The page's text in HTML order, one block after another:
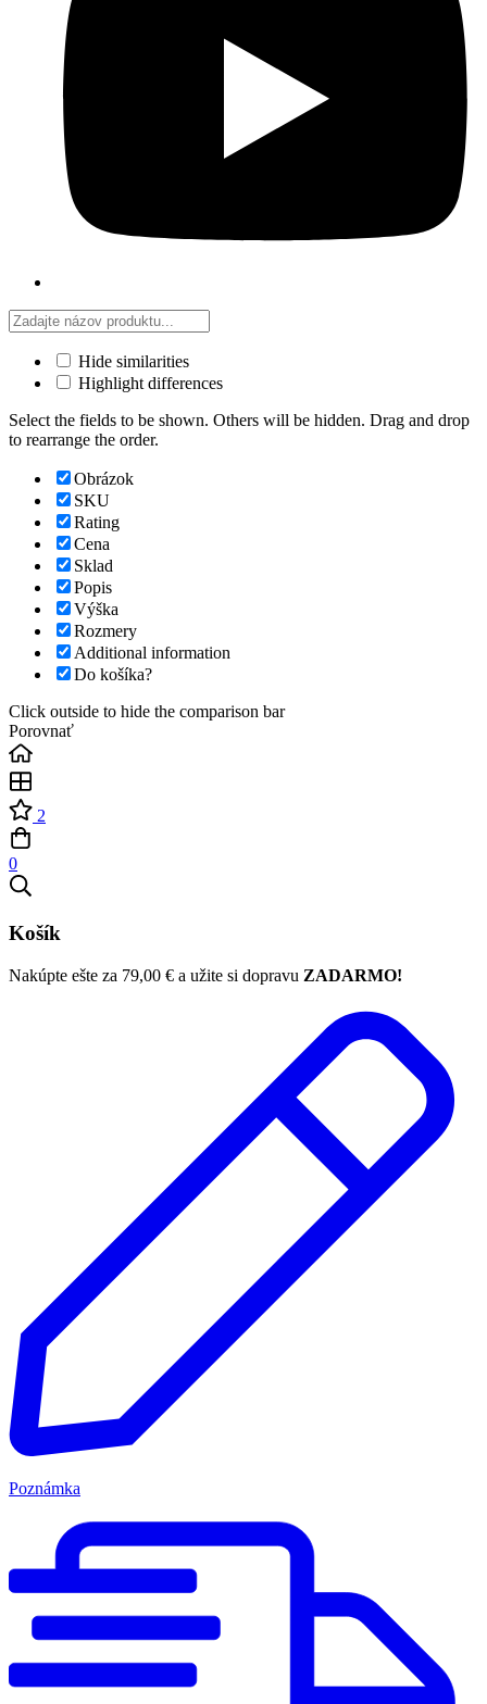
Hide similarities
Highlight differences
Select the fields to be shown. Others will be hidden. Drag and drop
to rearrange the order.
Obrázok
SKU
Rating
Cena
Sklad
Popis
Výška
Rozmery
Additional information
Do košíka?
Click outside to hide the comparison bar
Porovnať
2
0
Košík
Nakúpte ešte za 79,00 € a užite si dopravu ZADARMO!
Poznámka